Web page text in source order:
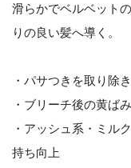
滑らかでベルベット
りの良い髪へ導く。
・パサつきを取り除
・ブリーチ後の黄ば
・アッシュ系・ミル
持ち向上